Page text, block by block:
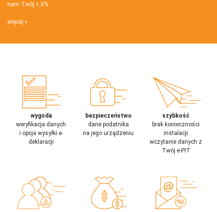
nam Twój 1,5%
więcej
wygoda
weryfikacja danych
i opcja wysyłki e-
deklaracji
bezpieczeństwo
dane podatnika
na jego urządzeniu
szybkość
brak konieczności
instalacji
wczytanie danych z
Twój e-PIT